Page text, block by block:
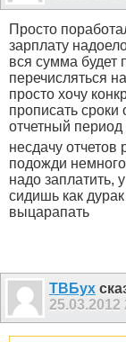
Просто
зарплату
вся сумма будет
перечисляться
просто хочу
прописать
отчетный период
несдачу отчетов
подожди немного
надо заплатить,
сидишь как
выцарапать
ТВБух
25.03.2012